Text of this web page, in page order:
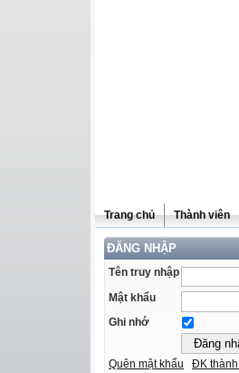
Trang chủ Thành viên
ĐĂNG NHẬP
Tên truy nhập
Mật khẩu
Ghi nhớ
Quên mật khẩu ĐK